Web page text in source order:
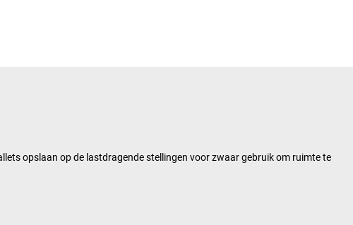
opslaan op de lastdragende stellingen voor zwaar gebruik om ruimte te